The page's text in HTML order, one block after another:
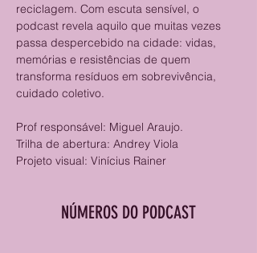
reciclagem. Com escuta sensível, o
podcast revela aquilo que muitas vezes
passa despercebido na cidade: vidas,
memórias e resistências de quem
transforma resíduos em sobrevivência,
cuidado coletivo.
Prof responsável: Miguel Araujo.
Trilha de abertura: Andrey Viola
Projeto visual: Vinícius Rainer
NÚMEROS DO PODCAST